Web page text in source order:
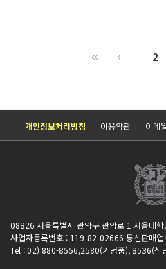
2
개인정보처리방침 이용약관 이메
08826 서울특별시 관악구 관악로 1 서울대
사업자등록번호 : 119-82-02666 통신판매
Tel : 02) 880-8556,2580(기념품), 8536(식